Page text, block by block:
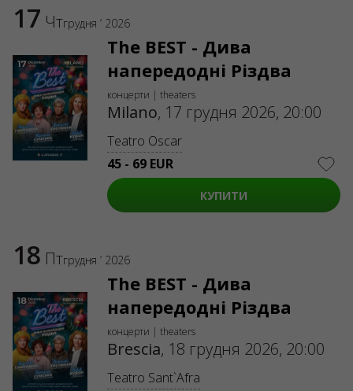
17 Чтгрудня ’ 2026
The BEST - Дива
напередодні Різдва
концерти | theaters
Milano, 17 грудня 2026, 20:00
Teatro Oscar
45 - 69 EUR
КУПИТИ
18 Птгрудня ’ 2026
The BEST - Дива
напередодні Різдва
концерти | theaters
Brescia, 18 грудня 2026, 20:00
Teatro Sant`Afra